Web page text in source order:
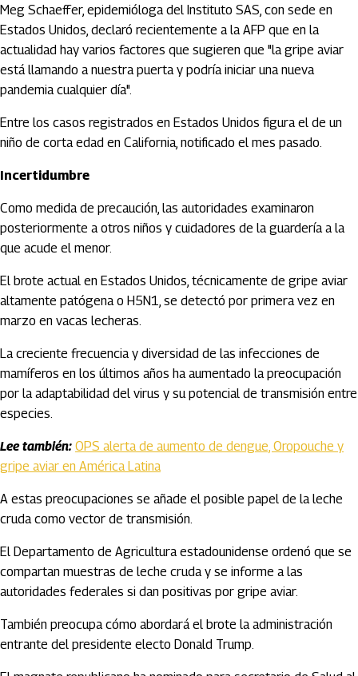
Meg Schaeffer, epidemióloga del Instituto SAS, con sede en
Estados Unidos, declaró recientemente a la AFP que en la
actualidad hay varios factores que sugieren que "la gripe aviar
está llamando a nuestra puerta y podría iniciar una nueva
pandemia cualquier día".
Entre los casos registrados en Estados Unidos figura el de un
niño de corta edad en California, notificado el mes pasado.
Incertidumbre
Como medida de precaución, las autoridades examinaron
posteriormente a otros niños y cuidadores de la guardería a la
que acude el menor.
El brote actual en Estados Unidos, técnicamente de gripe aviar
altamente patógena o H5N1, se detectó por primera vez en
marzo en vacas lecheras.
La creciente frecuencia y diversidad de las infecciones de
mamíferos en los últimos años ha aumentado la preocupación
por la adaptabilidad del virus y su potencial de transmisión entre
especies.
Lee también: OPS alerta de aumento de dengue, Oropouche y
gripe aviar en América Latina
A estas preocupaciones se añade el posible papel de la leche
cruda como vector de transmisión.
El Departamento de Agricultura estadounidense ordenó que se
compartan muestras de leche cruda y se informe a las
autoridades federales si dan positivas por gripe aviar.
También preocupa cómo abordará el brote la administración
entrante del presidente electo Donald Trump.